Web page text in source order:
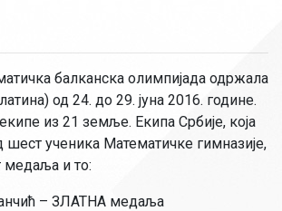
балканска олимпијада одржала
од 24. до 29. јуна 2016. године.
из 21 земље. Екипа Србије, која
шест ученика Математичке гимназије,
медаља и то:
– ЗЛАТНА медаља